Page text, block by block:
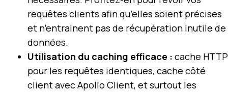
requêtes clients afin qu’elles soient précises
et n’entrainent pas de récupération inutile de
données.
Utilisation du caching efficace : cache HTTP
pour les requêtes identiques, cache côté
client avec Apollo Client, et surtout les